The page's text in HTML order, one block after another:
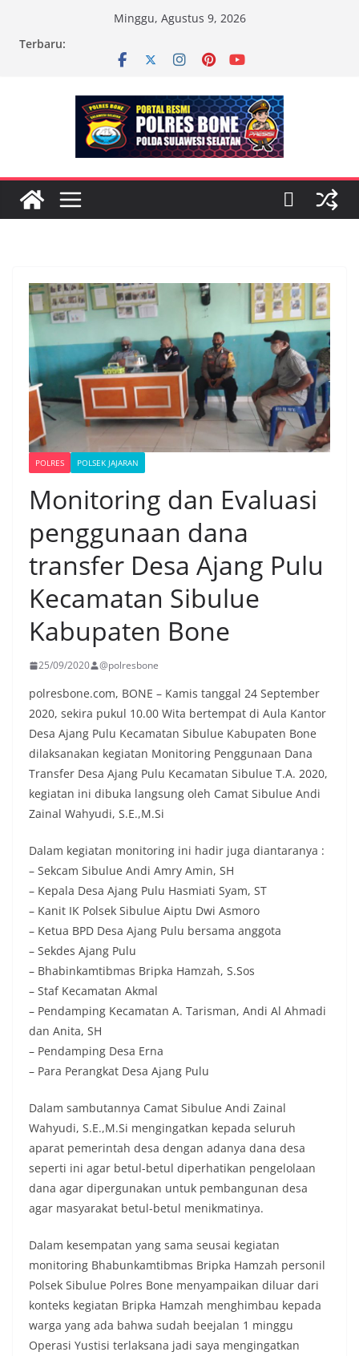
Minggu, Agustus 9, 2026
Terbaru:
POLRES POLSEK JAJARAN
Monitoring dan Evaluasi
penggunaan dana
transfer Desa Ajang Pulu
Kecamatan Sibulue
Kabupaten Bone
25/09/2020 @polresbone
polresbone.com, BONE – Kamis tanggal 24 September
2020, sekira pukul 10.00 Wita bertempat di Aula Kantor
Desa Ajang Pulu Kecamatan Sibulue Kabupaten Bone
dilaksanakan kegiatan Monitoring Penggunaan Dana
Transfer Desa Ajang Pulu Kecamatan Sibulue T.A. 2020,
kegiatan ini dibuka langsung oleh Camat Sibulue Andi
Zainal Wahyudi, S.E.,M.Si
Dalam kegiatan monitoring ini hadir juga diantaranya :
– Sekcam Sibulue Andi Amry Amin, SH
– Kepala Desa Ajang Pulu Hasmiati Syam, ST
– Kanit IK Polsek Sibulue Aiptu Dwi Asmoro
– Ketua BPD Desa Ajang Pulu bersama anggota
– Sekdes Ajang Pulu
– Bhabinkamtibmas Bripka Hamzah, S.Sos
– Staf Kecamatan Akmal
– Pendamping Kecamatan A. Tarisman, Andi Al Ahmadi
dan Anita, SH
– Pendamping Desa Erna
– Para Perangkat Desa Ajang Pulu
Dalam sambutannya Camat Sibulue Andi Zainal
Wahyudi, S.E.,M.Si mengingatkan kepada seluruh
aparat pemerintah desa dengan adanya dana desa
seperti ini agar betul-betul diperhatikan pengelolaan
dana agar dipergunakan untuk pembangunan desa
agar masyarakat betul-betul menikmatinya.
Dalam kesempatan yang sama seusai kegiatan
monitoring Bhabunkamtibmas Bripka Hamzah personil
Polsek Sibulue Polres Bone menyampaikan diluar dari
konteks kegiatan Bripka Hamzah menghimbau kepada
warga yang ada bahwa sudah beejalan 1 minggu
Operasi Yustisi terlaksana jadi saya mengingatkan